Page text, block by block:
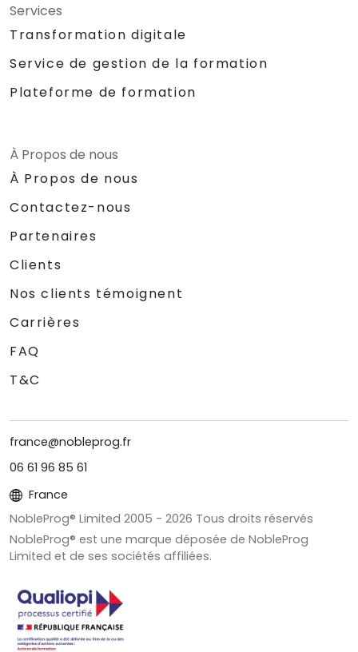
Services
Transformation digitale
Service de gestion de la formation
Plateforme de formation
À Propos de nous
À Propos de nous
Contactez-nous
Partenaires
Clients
Nos clients témoignent
Carrières
FAQ
T&C
france@nobleprog.fr
06 61 96 85 61
France
NobleProg® Limited 2005 - 2026 Tous droits réservés
NobleProg® est une marque déposée de NobleProg
Limited et de ses sociétés affiliées.